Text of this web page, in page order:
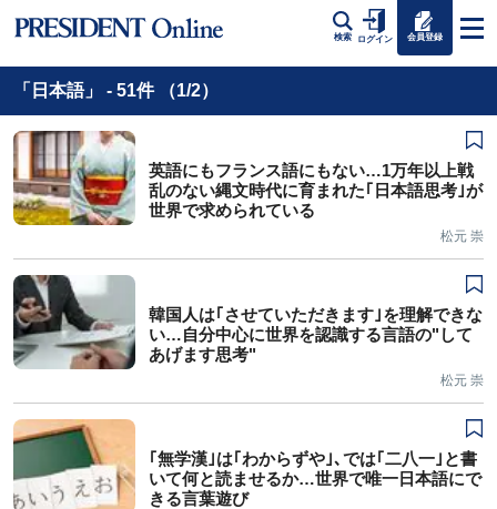
検索 ログイン 会員登録
「日本語」 - 51件 （1/2）
英語にもフランス語にもない…1万年以上戦
乱のない縄文時代に育まれた｢日本語思考｣が
世界で求められている
松元 崇
韓国人は｢させていただきます｣を理解できな
い…自分中心に世界を認識する言語の"して
あげます思考"
松元 崇
｢無学漢｣は｢わからずや｣､では｢二八一｣と書
いて何と読ませるか…世界で唯一日本語にで
きる言葉遊び